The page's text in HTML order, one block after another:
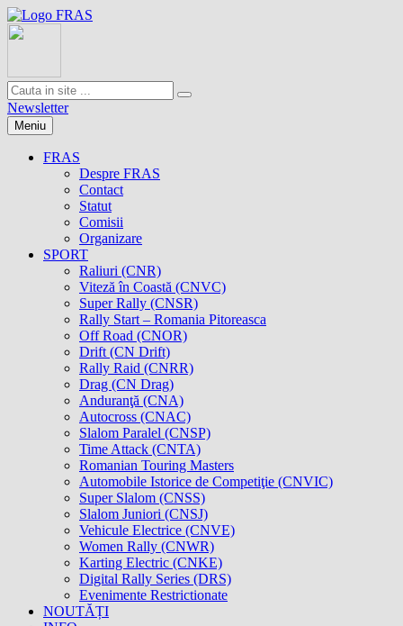
Newsletter
Meniu
FRAS
Despre FRAS
Contact
Statut
Comisii
Organizare
SPORT
Raliuri (CNR)
Viteză în Coastă (CNVC)
Super Rally (CNSR)
Rally Start – Romania Pitoreasca
Off Road (CNOR)
Drift (CN Drift)
Rally Raid (CNRR)
Drag (CN Drag)
Anduranţă (CNA)
Autocross (CNAC)
Slalom Paralel (CNSP)
Time Attack (CNTA)
Romanian Touring Masters
Automobile Istorice de Competiţie (CNVIC)
Super Slalom (CNSS)
Slalom Juniori (CNSJ)
Vehicule Electrice (CNVE)
Women Rally (CNWR)
Karting Electric (CNKE)
Digital Rally Series (DRS)
Evenimente Restrictionate
NOUTĂȚI